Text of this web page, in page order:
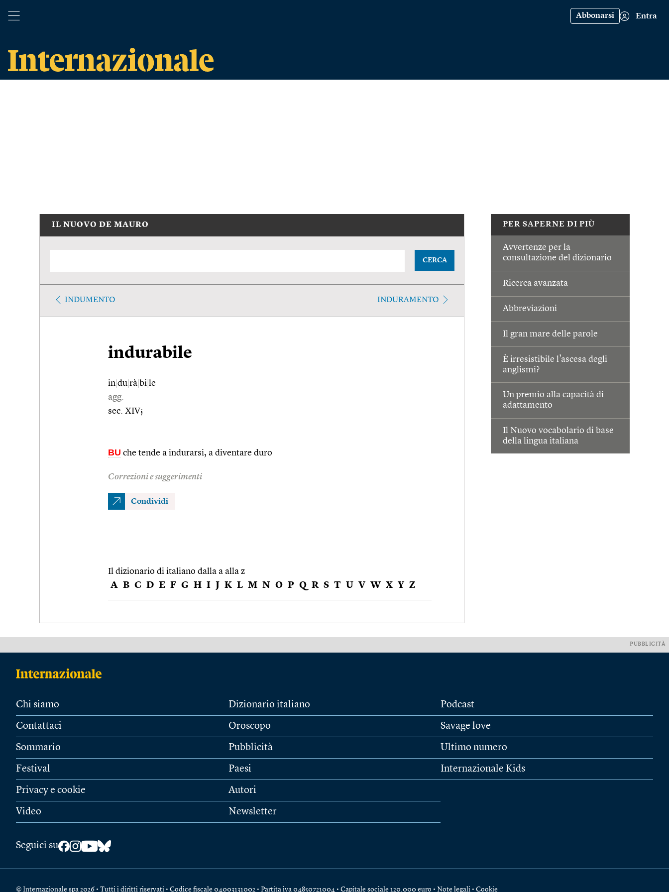
Abbonarsi Entra
PER SAPERNE DI PIÙ
Avvertenze per la
consultazione del dizionario
Ricerca avanzata
Abbreviazioni
Il gran mare delle parole
È irresistibile l’ascesa degli
anglismi?
Un premio alla capacità di
adattamento
Il Nuovo vocabolario di base
della lingua italiana
IL NUOVO DE MAURO
CERCA
INDUMENTO INDURAMENTO
indurabile
in du rà bi le
agg.
sec. XIV;
BU che tende a indurarsi, a diventare duro
Correzioni e suggerimenti
Condividi
Il dizionario di italiano dalla a alla z
A B C D E F G H I J K L M N O P Q R S T U V W X Y Z
PUBBLICITÀ
Chi siamo
Contattaci
Sommario
Festival
Privacy e cookie
Video
Dizionario italiano
Oroscopo
Pubblicità
Paesi
Autori
Newsletter
Podcast
Savage love
Ultimo numero
Internazionale Kids
Seguici su
© Internazionale spa 2026 • Tutti i diritti riservati • Codice fiscale 04003131002 • Partita iva 04850721004 • Capitale sociale 120.000 euro • Note legali • Cookie